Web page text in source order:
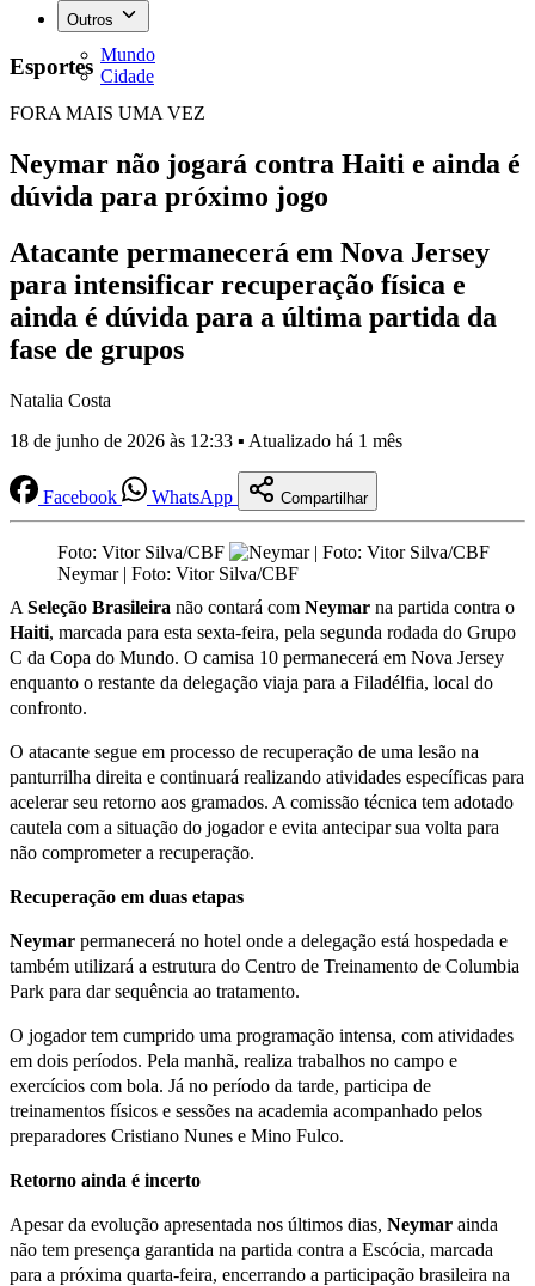
Outros
Mundo
Cidade
Esportes
FORA MAIS UMA VEZ
Neymar não jogará contra Haiti e ainda é
dúvida para próximo jogo
Atacante permanecerá em Nova Jersey
para intensificar recuperação física e
ainda é dúvida para a última partida da
fase de grupos
Natalia Costa
18 de junho de 2026 às 12:33 ▪ Atualizado há 1 mês
Facebook WhatsApp Compartilhar
Foto: Vitor Silva/CBF
Neymar | Foto: Vitor Silva/CBF
A Seleção Brasileira não contará com Neymar na partida contra o
Haiti, marcada para esta sexta-feira, pela segunda rodada do Grupo
C da Copa do Mundo. O camisa 10 permanecerá em Nova Jersey
enquanto o restante da delegação viaja para a Filadélfia, local do
confronto.
O atacante segue em processo de recuperação de uma lesão na
panturrilha direita e continuará realizando atividades específicas para
acelerar seu retorno aos gramados. A comissão técnica tem adotado
cautela com a situação do jogador e evita antecipar sua volta para
não comprometer a recuperação.
Recuperação em duas etapas
Neymar permanecerá no hotel onde a delegação está hospedada e
também utilizará a estrutura do Centro de Treinamento de Columbia
Park para dar sequência ao tratamento.
O jogador tem cumprido uma programação intensa, com atividades
em dois períodos. Pela manhã, realiza trabalhos no campo e
exercícios com bola. Já no período da tarde, participa de
treinamentos físicos e sessões na academia acompanhado pelos
preparadores Cristiano Nunes e Mino Fulco.
Retorno ainda é incerto
Apesar da evolução apresentada nos últimos dias, Neymar ainda
não tem presença garantida na partida contra a Escócia, marcada
para a próxima quarta-feira, encerrando a participação brasileira na